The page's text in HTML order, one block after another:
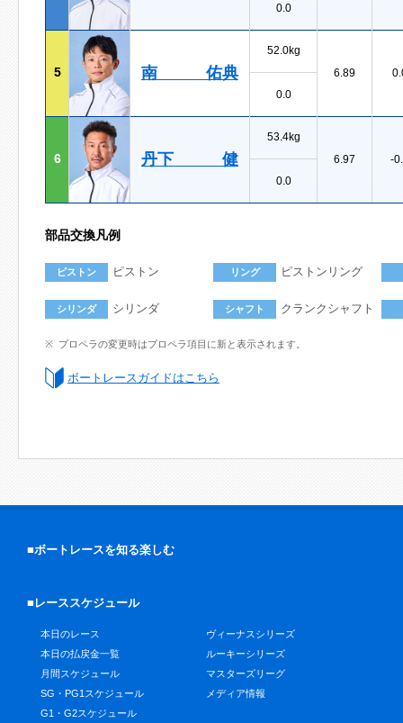
0.0
5 南 佑典
52.0kg
6.89
0.0
6 丹下 健
53.4kg
6.97
-
0.0
部品交換凡例
ピストン ピストン リング ピストンリング
シリンダ シリンダ シャフト クランクシャフト
プロペラの変更時はプロペラ項目に新と表示されます。
ボートレースガイドはこちら
■ボートレースを知る楽しむ
■レーススケジュール
本日のレース
本日の払戻金一覧
月間スケジュール
SG・PG1スケジュール
G1・G2スケジュール
ヴィーナスシリーズ
ルーキーシリーズ
マスターズリーグ
メディア情報